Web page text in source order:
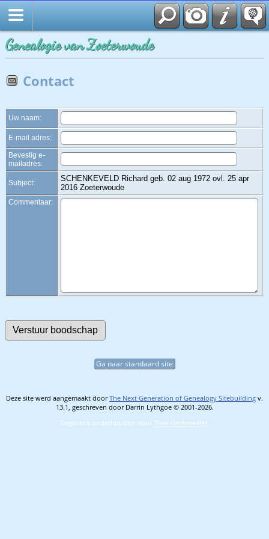
Genealogie van Zoeterwoude
Contact
Uw naam:
E-mail adres:
Bevestig e-
mailadres:
Subject:
SCHENKEVELD Richard geb. 02 aug 1972 ovl. 25 apr
2016 Zoeterwoude
Commentaar:
Ga naar standaard site
Deze site werd aangemaakt doorThe Next Generation of Genealogy Sitebuilding v.
13.1, geschreven door Darrin Lythgoe © 2001-2026.
Gegevens onderhouden door Thea Onderwater.